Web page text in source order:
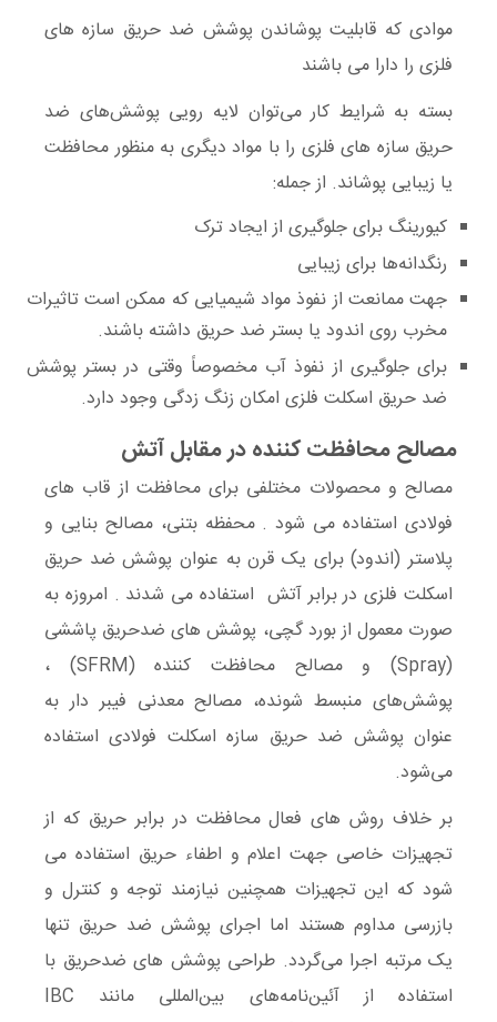
موادی که قابلیت پوشاندن پوشش ضد حریق سازه های
فلزی را دارا می باشند
بسته به شرایط کار می‌توان لایه رویی پوشش‌های ضد
حریق سازه های فلزی را با مواد دیگری به منظور محافظت
یا زیبایی پوشاند. از جمله:
کیورینگ برای جلوگیری از ایجاد ترک
رنگدانه‌ها برای زیبایی
جهت ممانعت از نفوذ مواد شیمیایی که ممکن است تاثیرات
مخرب روی اندود یا بستر ضد حریق داشته باشند.
برای جلوگیری از نفوذ آب مخصوصاً وقتی در بستر پوشش
ضد حریق اسکلت فلزی امکان زنگ زدگی وجود دارد.
مصالح محافظت کننده در مقابل آتش
مصالح و محصولات مختلفی برای محافظت از قاب های
فولادی استفاده می شود . محفظه بتنی، مصالح بنایی و
پلاستر (اندود) برای یک قرن به عنوان پوشش ضد حریق
اسکلت فلزی در برابر آتش استفاده می شدند . امروزه به
صورت معمول از بورد گچی، پوشش های ضدحریق پاششی
(Spray) و مصالح محافظت کننده (SFRM) ،
پوشش‌های منبسط شونده، مصالح معدنی فیبر دار به
عنوان پوشش ضد حریق سازه اسکلت فولادی استفاده
می‌شود.
بر خلاف روش های فعال محافظت در برابر حریق که از
تجهیزات خاصی جهت اعلام و اطفاء حریق استفاده می
شود که این تجهیزات همچنین نیازمند توجه و کنترل و
بازرسی مداوم هستند اما اجرای پوشش ضد حریق تنها
یک مرتبه اجرا می‌گردد. طراحی پوشش های ضدحریق با
استفاده از آئین‌نامه‌های بین‌المللی مانند IBC